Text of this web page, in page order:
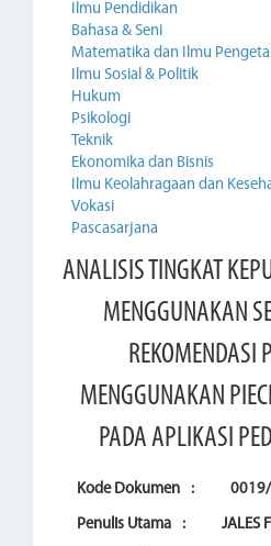
Ilmu Pendidikan
Bahasa & Seni
Matematika dan Ilmu
Ilmu Sosial & Politik
Hukum
Psikologi
Teknik
Ekonomika dan Bisnis
Ilmu Keolahragaan dan
Vokasi
Pascasarjana
ANALISIS TINGKAT
MENGGUNAKAN
REKOMENDASI
MENGGUNAKAN
PADA APLIKASI
Kode Dokumen :
Penulis Utama : JALES